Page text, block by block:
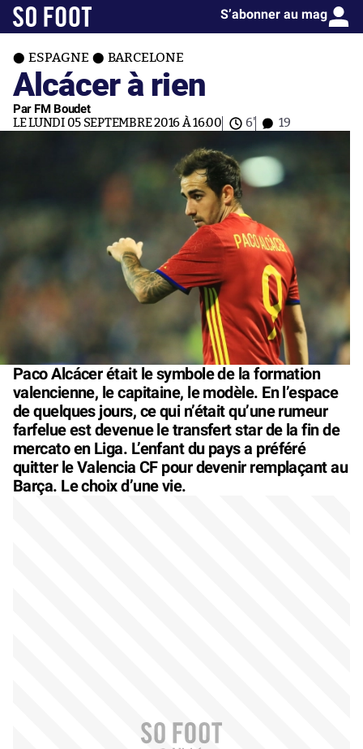
S’abonner au mag
ESPAGNE BARCELONE
Alcácer à rien
Par FM Boudet
LE LUNDI 05 SEPTEMBRE 2016 À 16:00 6' 19
Paco Alcácer était le symbole de la formation
valencienne, le capitaine, le modèle. En l’espace
de quelques jours, ce qui n’était qu’une rumeur
farfelue est devenue le transfert star de la fin de
mercato en Liga. L’enfant du pays a préféré
quitter le Valencia CF pour devenir remplaçant au
Barça. Le choix d’une vie.